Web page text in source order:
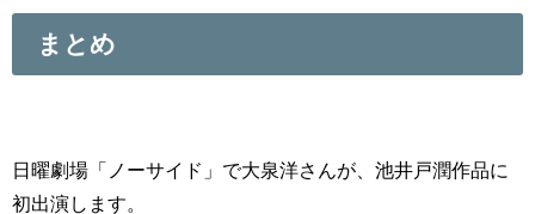
まとめ
日曜劇場「ノーサイド」で大泉洋さんが、池井戸潤作品に
初出演します。